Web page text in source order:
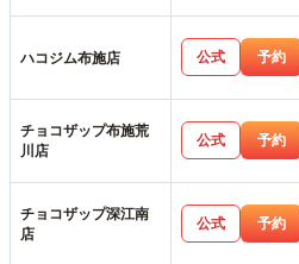
ハコジム布施店 公式 予約
チョコザップ布施荒
川店
公式 予約
チョコザップ深江南
店
公式 予約